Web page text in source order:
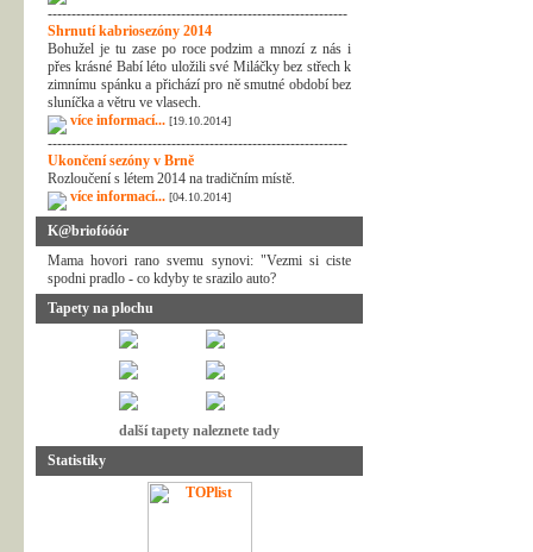
---------------------------------------------------------------
Shrnutí kabriosezóny 2014
Bohužel je tu zase po roce podzim a mnozí z nás i
přes krásné Babí léto uložili své Miláčky bez střech k
zimnímu spánku a přichází pro ně smutné období bez
sluníčka a větru ve vlasech.
více informací... [19.10.2014]
---------------------------------------------------------------
Ukončení sezóny v Brně
Rozloučení s létem 2014 na tradičním místě.
více informací... [04.10.2014]
K@briofóóór
Mama hovori rano svemu synovi: "Vezmi si ciste
spodni pradlo - co kdyby te srazilo auto?
Tapety na plochu
další tapety naleznete tady
Statistiky